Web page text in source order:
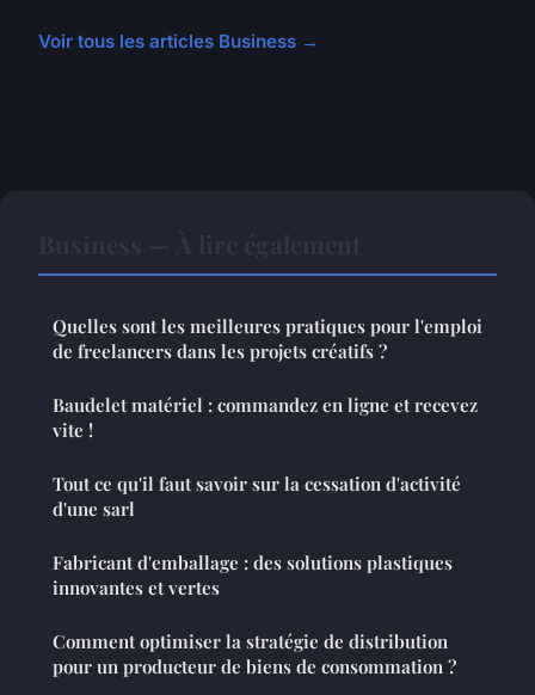
Voir tous les articles Business →
Quelles sont les meilleures pratiques pour l'emploi
de freelancers dans les projets créatifs ?
Baudelet matériel : commandez en ligne et recevez
vite !
Tout ce qu'il faut savoir sur la cessation d'activité
d'une sarl
Fabricant d'emballage : des solutions plastiques
innovantes et vertes
Comment optimiser la stratégie de distribution
pour un producteur de biens de consommation ?